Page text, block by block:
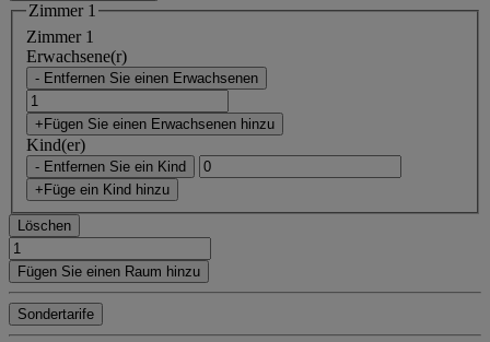
Zimmer 1
Zimmer 1
Erwachsene(r)
- Entfernen Sie einen Erwachsenen
+Fügen Sie einen Erwachsenen hinzu
Kind(er)
- Entfernen Sie ein Kind
+Füge ein Kind hinzu
Löschen
Fügen Sie einen Raum hinzu
Sondertarife